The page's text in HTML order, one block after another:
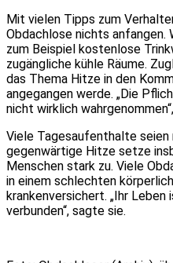
Mit vielen Tipps zum
Obdachlose nichts anfangen.
zum Beispiel kostenlose
zugängliche kühle Räume.
das Thema Hitze in den
angegangen werde. „Die
nicht wirklich
Viele Tagesaufenthalte
gegenwärtige Hitze setze
Menschen stark zu. Viele
in einem schlechten
krankenversichert. „Ihr
verbunden“, sagte sie.